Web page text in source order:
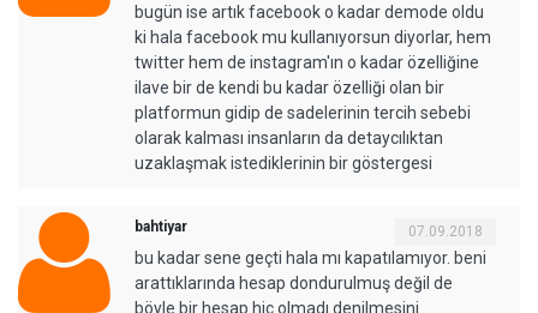
bugün ise artık facebook o kadar demode oldu
ki hala facebook mu kullanıyorsun diyorlar, hem
twitter hem de instagram'ın o kadar özelliğine
ilave bir de kendi bu kadar özelliği olan bir
platformun gidip de sadelerinin tercih sebebi
olarak kalması insanların da detaycılıktan
uzaklaşmak istediklerinin bir göstergesi
bahtiyar 07.09.2018
bu kadar sene geçti hala mı kapatılamıyor. beni
arattıklarında hesap dondurulmuş değil de
böyle bir hesap hiç olmadı denilmesini